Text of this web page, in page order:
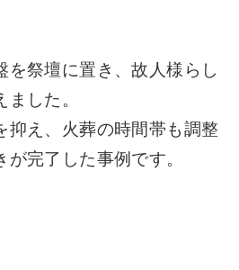
を祭壇に置き、故人様らし
した。
抑え、火葬の時間帯も調整
が完了した事例です。